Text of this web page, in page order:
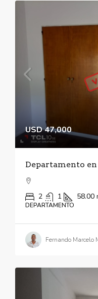
USD 47,000
Departamento
2 1 58.00
DEPARTAMENTO
Fernando Marcelo